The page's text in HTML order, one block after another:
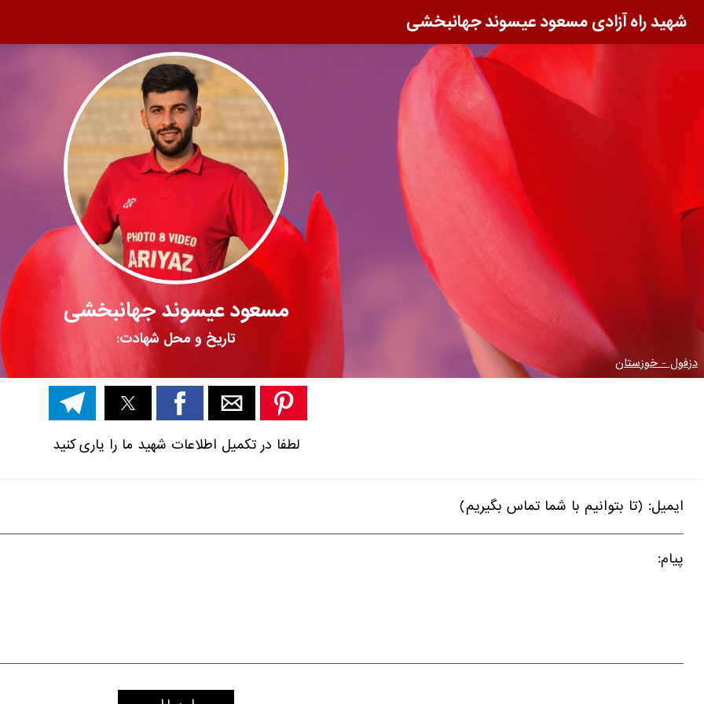
شهید راه آزادی مسعود عیسوند جهانبخشی
مسعود عیسوند جهانبخشی
تاریخ و محل شهادت:
دزفول - خوزستان
لطفا در تکمیل اطلاعات شهید ما را یاری کنید
ایمیل: (تا بتوانیم با شما تماس بگیریم)
پیام: